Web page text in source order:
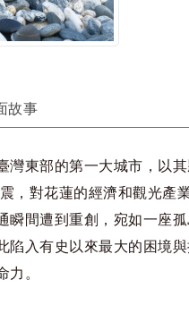
故事
灣東部的第一大城市，以
，對花蓮的經濟和觀光產
瞬間遭到重創，宛如一座
陷入有史以來最大的困境
力。